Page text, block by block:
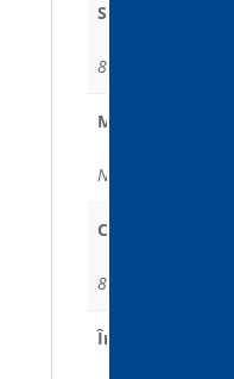
Suprafața,
8000 – 420, 8000
Material,
Nylon + Polyester
Capacitate (l)
80, 80
Înălțime (cm)